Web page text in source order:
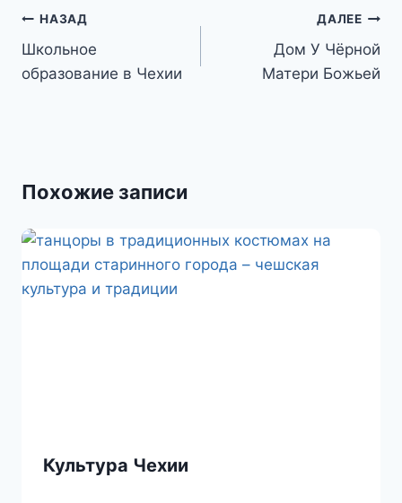
I
n
A
p
p
.
R
u
o
k
l
n
i
п
р
а
ь
Навигация
по
записям
НАЗАД
Школьное
образование в Чехии
ДАЛЕЕ
Дом У Чёрной
Матери Божьей
Похожие записи
Культура Чехии